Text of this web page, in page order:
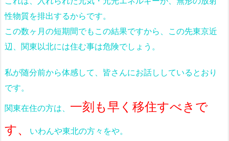
性物質を排出するからです。
この数ヶ月の短期間でもこの結果ですから、この先東京近
辺、関東以北には住む事は危険でしょう。
私が随分前から体感して、皆さんにお話ししているとおり
です。
関東在住の方は、 一刻も早く移住すべきで
す、
いわんや東北の方々をや。